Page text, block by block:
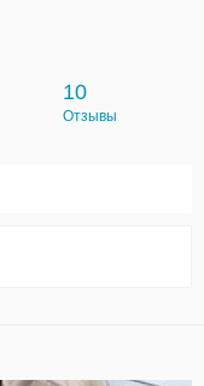
10
Отзывы